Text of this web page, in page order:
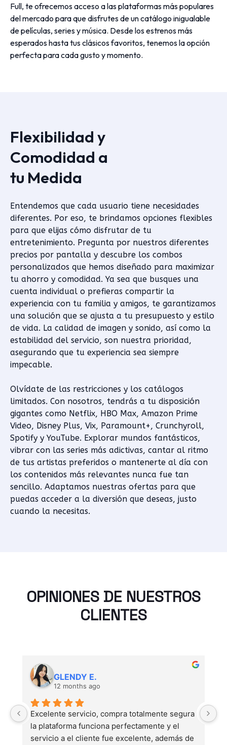
Full, te ofrecemos acceso a las plataformas más populares
del mercado para que disfrutes de un catálogo inigualable
de películas, series y música. Desde los estrenos más
esperados hasta tus clásicos favoritos, tenemos la opción
perfecta para cada gusto y momento.
Flexibilidad y
Comodidad a
tu Medida
Entendemos que cada usuario tiene necesidades
diferentes. Por eso, te brindamos opciones flexibles
para que elijas cómo disfrutar de tu
entretenimiento. Pregunta por nuestros diferentes
precios por pantalla y descubre los combos
personalizados que hemos diseñado para maximizar
tu ahorro y comodidad. Ya sea que busques una
cuenta individual o prefieras compartir la
experiencia con tu familia y amigos, te garantizamos
una solución que se ajusta a tu presupuesto y estilo
de vida. La calidad de imagen y sonido, así como la
estabilidad del servicio, son nuestra prioridad,
asegurando que tu experiencia sea siempre
impecable.
Olvídate de las restricciones y los catálogos
limitados. Con nosotros, tendrás a tu disposición
gigantes como Netflix, HBO Max, Amazon Prime
Video, Disney Plus, Vix, Paramount+, Crunchyroll,
Spotify y YouTube. Explorar mundos fantásticos,
vibrar con las series más adictivas, cantar al ritmo
de tus artistas preferidos o mantenerte al día con
los contenidos más relevantes nunca fue tan
sencillo. Adaptamos nuestras ofertas para que
puedas acceder a la diversión que deseas, justo
cuando la necesitas.
OPINIONES DE NUESTROS
CLIENTES
GLENDY E.
12 months ago
Excelente servicio, compra totalmente segura
la plataforma funciona perfectamente y el
servicio a el cliente fue excelente, además de